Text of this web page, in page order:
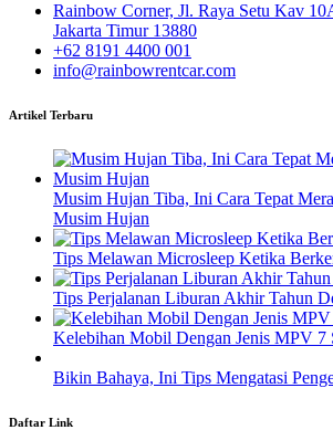
Rainbow Corner, Jl. Raya Setu Kav
Jakarta Timur 13880
+62 8191 4400 001
info@rainbowrentcar.com
Artikel Terbaru
Musim Hujan Tiba, Ini Cara Tepat
Musim Hujan
Tips Melawan Microsleep Ketika
Tips Perjalanan Liburan Akhir Tahun
Kelebihan Mobil Dengan Jenis MPV 7
Bikin Bahaya, Ini Tips Mengatasi
Daftar Link